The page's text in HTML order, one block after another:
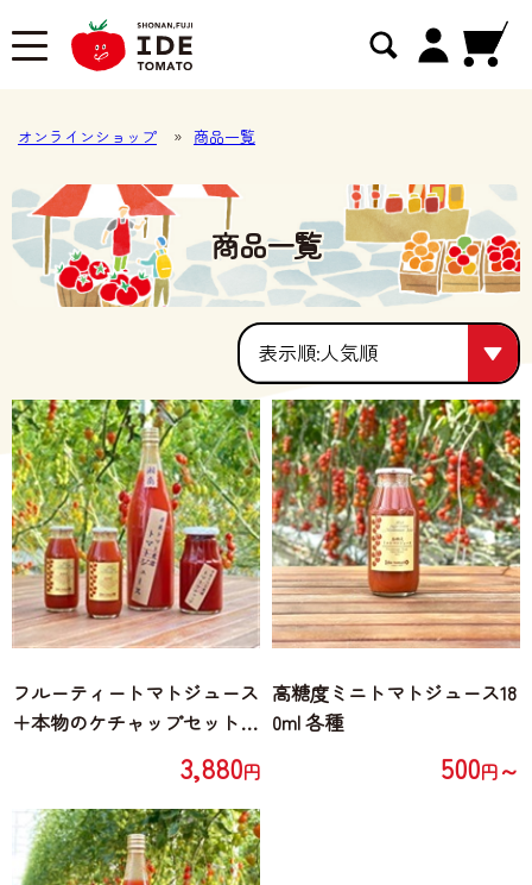
オンラインショップ » 商品一覧
商品一覧
人気順
人気順
価格が安い
価格が高い
フルーティートマトジュース
＋本物のケチャップセット
トマトケチャップ300g×1
瓶、ミニトマトジュース180
ml×2本)
3,880円
高糖度ミニトマトジュース18
0ml 各種
500円～